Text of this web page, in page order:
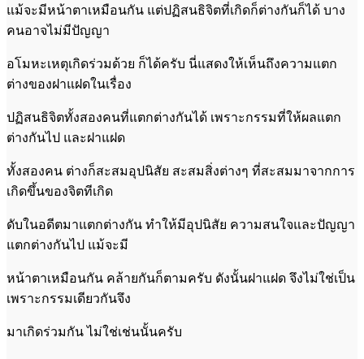
แม้จะมีหน้าตาเหมือนกัน แต่ปฏิสนธิจิตที่เกิดก็ต่างกันก็ได้ บาง
คนอาจไม่มีปัญญา
อโมหะเหตุเกิดร่วมด้วย ก็ได้ครับ นี่แสดงให้เห็นถึงความแตก
ต่างของฝาแฝดในเรื่อง
ปฏิสนธิจิตทั้งสองคนที่แตกต่างกันได้ เพราะกรรมที่ให้ผลแตก
ต่างกันไป และฝาแฝด
ทั้งสองคน ต่างก็สะสมอุปนิสัย สะสมสิ่งต่างๆ ที่สะสมมาจากการ
เกิดขึ้นของจิตทีเกิด
ดับในอดีตมาแตกต่างกัน ทำให้มีอุปนิสัย ความสนใจและปัญญา
แตกต่างกันไป แม้จะมี
หน้าตาเหมือนกัน คล้ายกันก็ตามครับ ดังนั้นฝาแฝด จึงไม่ใช่เป็น
เพราะกรรมเดียวกันจึง
มาเกิดร่วมกัน ไม่ใช่เช่นนั้นครับ